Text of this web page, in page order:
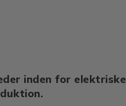
inden for elektriske